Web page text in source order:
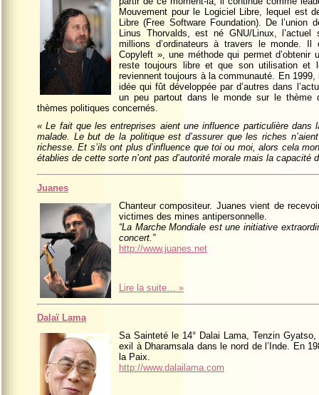
Mouvement pour le Logiciel Libre, lequel est
Libre (Free Software Foundation). De
Linus Thorvalds, est né GNU/Linux,
millions d’ordinateurs à travers le monde.
Copyleft », une méthode qui permet d’obtenir
reste toujours libre et que son utilisation et
reviennent toujours à la communauté. En
idée qui fût développée par d’autres dans
un peu partout dans le monde sur le thème
thèmes politiques concernés.
« Le fait que les entreprises aient une influence particulière dans
malade. Le but de la politique est d’assurer que les riches
richesse. Et s’ils ont plus d’influence que toi ou moi, alors cela
établies de cette sorte n’ont pas d’autorité morale mais la capacité
Juanes
Chanteur compositeur. Juanes vient de
victimes des mines antipersonnelle.
“La Marche Mondiale est une initiative
concert.”
http://www.juanes.net
Lire la suite… »
Dalaï Lama
Sa Sainteté le 14° Dalai Lama, Tenzin
exil à Dharamsala dans le nord de l’Inde. En
la Paix.
http://www.dalailama.com